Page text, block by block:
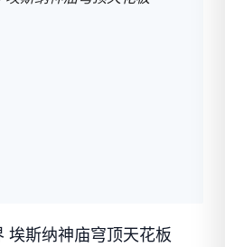
埃斯纳神庙穹顶天花板